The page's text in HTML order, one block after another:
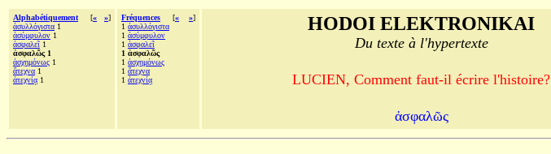
Alphabétiquement [« »]
ἀσυλλόγιστα 1
ἀσύμφυλον 1
ἀσφαλεῖ 1
ἀσφαλῶς 1
ἀσχημόνως 1
ἄτεχνα 1
ἀτεχνίᾳ 1
Fréquences [« »]
1 ἀσυλλόγιστα
1 ἀσύμφυλον
1 ἀσφαλεῖ
1 ἀσφαλῶς
1 ἀσχημόνως
1 ἄτεχνα
1 ἀτεχνίᾳ
HODOI ELEKTRONIKAI
Du texte à l'hypertexte
LUCIEN, Comment faut-il écrire l'histoire?
ἀσφαλῶς